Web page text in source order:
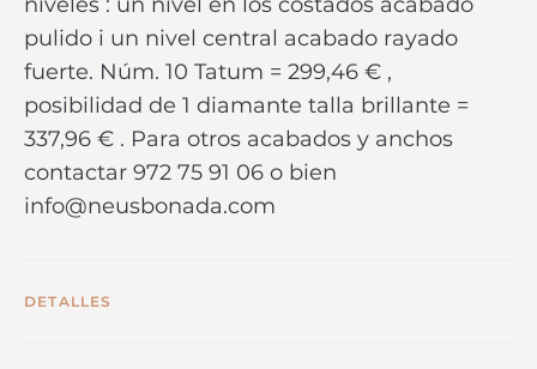
pulido i un nivel central acabado rayado
fuerte. Núm. 10 Tatum = 299,46 € ,
posibilidad de 1 diamante talla brillante =
337,96 € . Para otros acabados y anchos
contactar 972 75 91 06 o bien
info@neusbonada.com
DETALLES